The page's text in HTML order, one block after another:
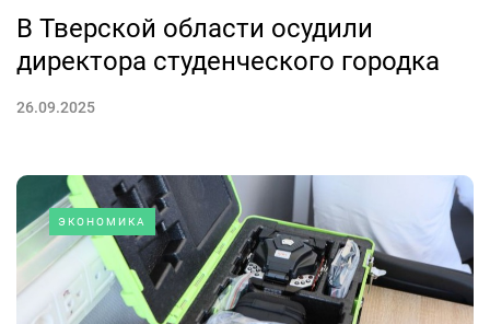
В Тверской области осудили
директора студенческого городка
26.09.2025
ЭКОНОМИКА